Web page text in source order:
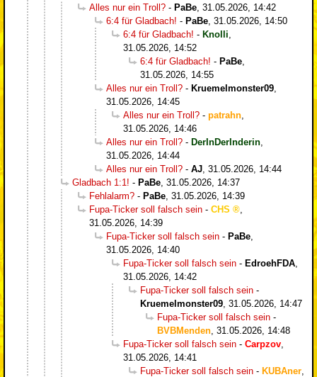
Alles nur ein Troll? - PaBe 31.05.2026, 14:42
6:4 für Gladbach! - PaBe 31.05.2026, 14:50
6:4 für Gladbach! - Knolli
31.05.2026, 14:52
6:4 für Gladbach! - PaBe
31.05.2026, 14:55
Alles nur ein Troll? - Kruemelmonster09
31.05.2026, 14:45
Alles nur ein Troll? - patrahn
31.05.2026, 14:46
Alles nur ein Troll? - DerInDerInderin
31.05.2026, 14:44
Alles nur ein Troll? - AJ 31.05.2026, 14:44
Gladbach 1:1! - PaBe 31.05.2026, 14:37
Fehlalarm? - PaBe 31.05.2026, 14:39
Fupa-Ticker soll falsch sein - CHS
31.05.2026, 14:39
Fupa-Ticker soll falsch sein - PaBe
31.05.2026, 14:40
Fupa-Ticker soll falsch sein - EdroehFDA
31.05.2026, 14:42
Fupa-Ticker soll falsch sein -
Kruemelmonster09 31.05.2026, 14:47
Fupa-Ticker soll falsch sein -
BVBMenden 31.05.2026, 14:48
Fupa-Ticker soll falsch sein - Carpzov
31.05.2026, 14:41
Fupa-Ticker soll falsch sein - KUBAner